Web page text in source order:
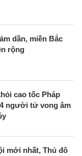
dần, miền Bắc
rộng
cao tốc Pháp
người tử vong âm
mới nhất, Thủ đô